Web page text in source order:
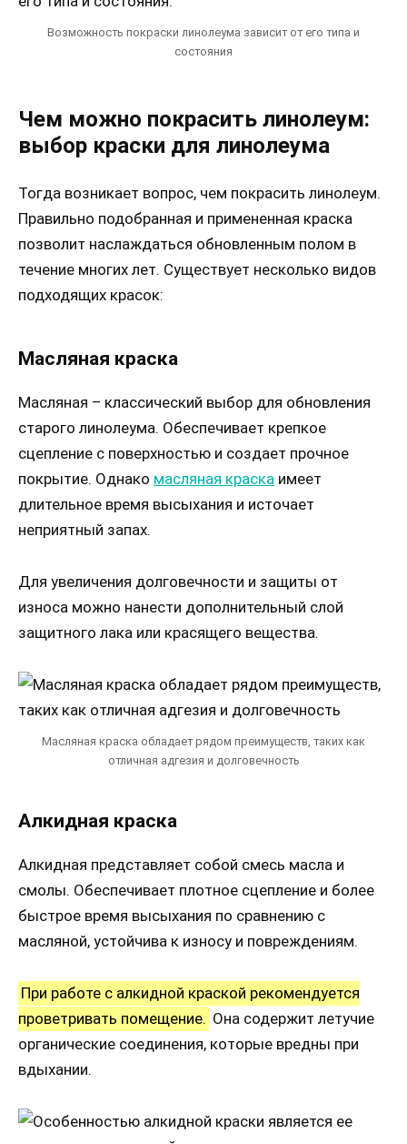
Возможность покраски линолеума зависит от его типа и
состояния
Чем можно покрасить линолеум:
выбор краски для линолеума
Тогда возникает вопрос, чем покрасить линолеум.
Правильно подобранная и примененная краска
позволит наслаждаться обновленным полом в
течение многих лет. Существует несколько видов
подходящих красок:
Масляная краска
Масляная – классический выбор для обновления
старого линолеума. Обеспечивает крепкое
сцепление с поверхностью и создает прочное
покрытие. Однако масляная краска имеет
длительное время высыхания и источает
неприятный запах.
Для увеличения долговечности и защиты от
износа можно нанести дополнительный слой
защитного лака или красящего вещества.
Масляная краска обладает рядом преимуществ, таких как
отличная адгезия и долговечность
Алкидная краска
Алкидная представляет собой смесь масла и
смолы. Обеспечивает плотное сцепление и более
быстрое время высыхания по сравнению с
масляной, устойчива к износу и повреждениям.
При работе с алкидной краской рекомендуется
проветривать помещение. Она содержит летучие
органические соединения, которые вредны при
вдыхании.